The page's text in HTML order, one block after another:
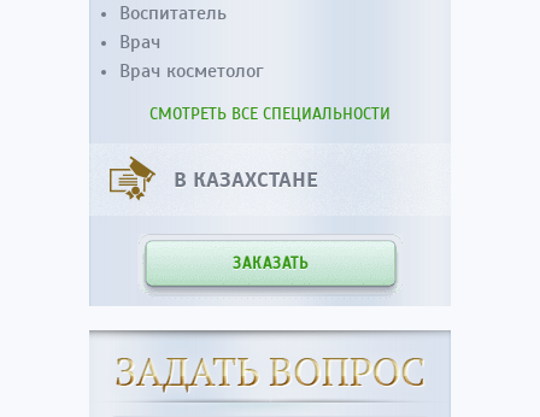
Воспитатель
Врач
Врач косметолог
СМОТРЕТЬ ВСЕ СПЕЦИАЛЬНОСТИ
В КАЗАХСТАНЕ
ЗАКАЗАТЬ